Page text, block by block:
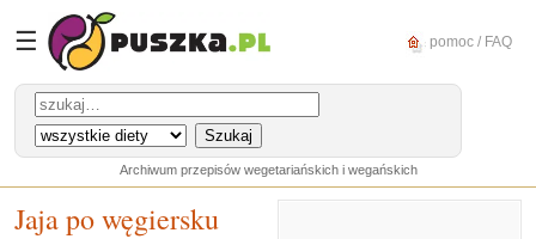
☰ pomoc / FAQ
Archiwum przepisów wegetariańskich i wegańskich
Jaja po węgiersku